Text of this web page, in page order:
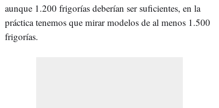
aunque 1.200 frigorías deberían ser suficientes, en la
práctica tenemos que mirar modelos de al menos 1.500
frigorías.